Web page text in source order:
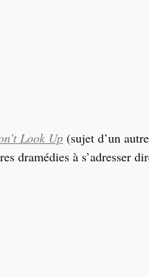
Look Up (sujet d’un
dramédies à s’adresser